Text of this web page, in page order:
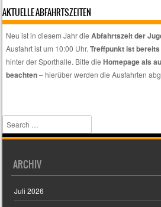
wenn
Themen
interessieren.
AKTUELLE ABFAHRTSZEITEN
Neu ist in diesem Jahr dieAbfahrtszeit der
Ausfahrt ist um 10:00 Uhr.Treffpunkt ist
hinter der Sporthalle. Bitte dieHomepage als
beachten– hierüber werden die Ausfahrten
Search
ARCHIV
Juli 2026